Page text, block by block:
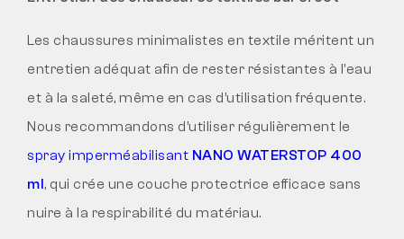
Les chaussures minimalistes en textile méritent un
entretien adéquat afin de rester résistantes à l’eau
et à la saleté, même en cas d’utilisation fréquente.
Nous recommandons d’utiliser régulièrement le
spray imperméabilisant NANO WATERSTOP 400
ml, qui crée une couche protectrice efficace sans
nuire à la respirabilité du matériau.